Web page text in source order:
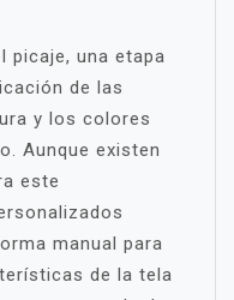
picaje, una etapa
de las
y los colores
Aunque existen
este
manual para
de la tela